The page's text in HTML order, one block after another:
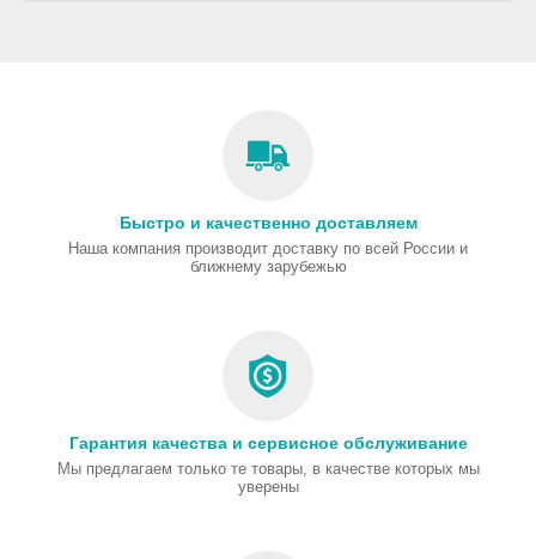
Быстро и качественно доставляем
Наша компания производит доставку по всей России и
ближнему зарубежью
Гарантия качества и сервисное обслуживание
Мы предлагаем только те товары, в качестве которых мы
уверены